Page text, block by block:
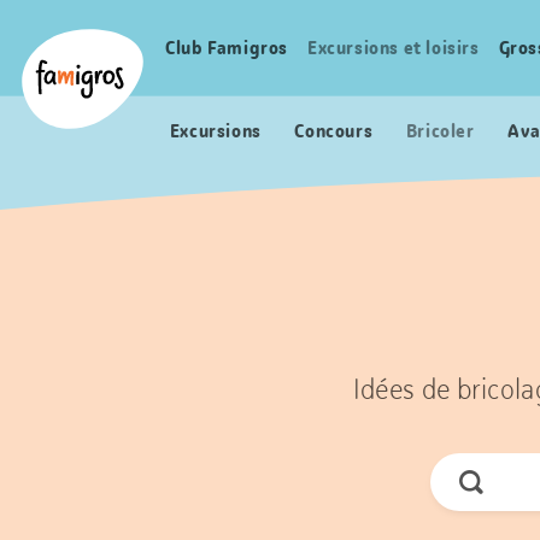
navigation
Logo
Navigation
Club Famigros Excursions et loisirs
Excursions Concours Bricoler
Idées de
Chercher